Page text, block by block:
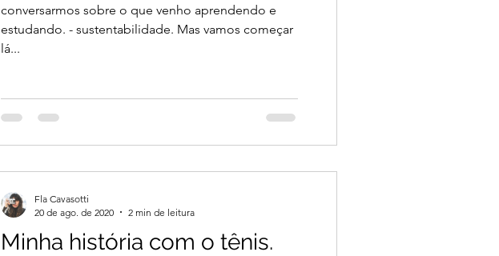
conversarmos sobre o que venho aprendendo e
estudando. - sustentabilidade. Mas vamos começar
lá...
Minha história com o tênis.
Fla Cavasotti
20 de ago. de 2020
2 min de leitura